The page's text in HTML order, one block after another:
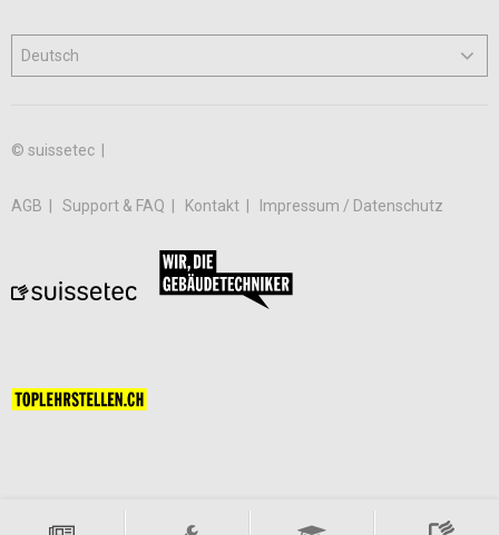
© suissetec |
AGB Support & FAQ Kontakt Impressum / Datenschutz